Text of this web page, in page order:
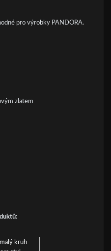
pro výrobky PANDORA.
zlatem